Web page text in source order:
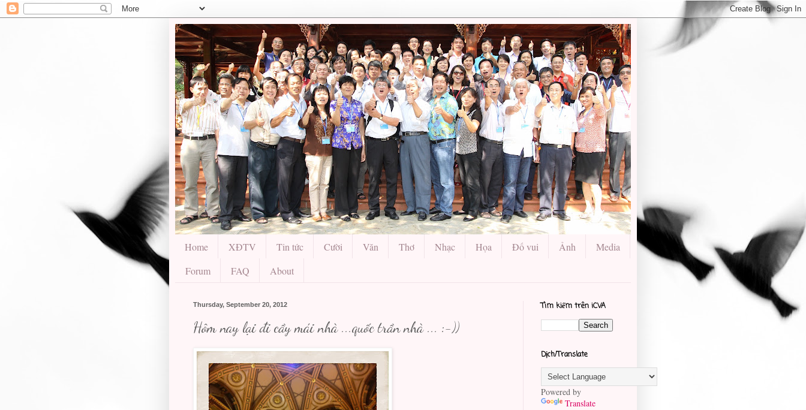
Home XĐTV Tin tức Cười Văn Thơ Nhạc Họa Đố vui Ảnh
Media
Forum
FAQ About
Thursday, September 20, 2012
Hôm nay lại đi cầy mái nhà ...quốc trần nhà ... :-))
Tìm kiếm trên iCVA
Dịch/Translate
Powered by
Translate